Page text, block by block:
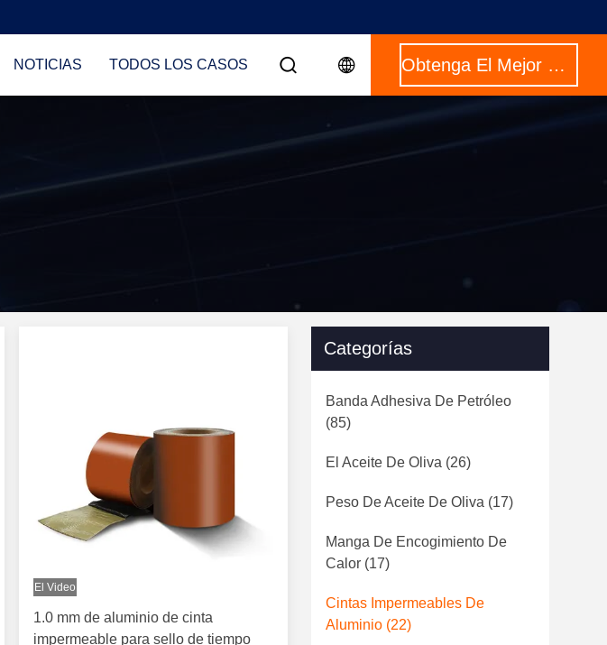
NOTICIAS TODOS LOS CASOS Obtenga El Mejor Precio
El Video
1.0 mm de aluminio de cinta
impermeable para sello de tiempo
Categorías
Banda Adhesiva De Petróleo
(85)
El Aceite De Oliva (26)
Peso De Aceite De Oliva (17)
Manga De Encogimiento De
Calor (17)
Cintas Impermeables De
Aluminio (22)